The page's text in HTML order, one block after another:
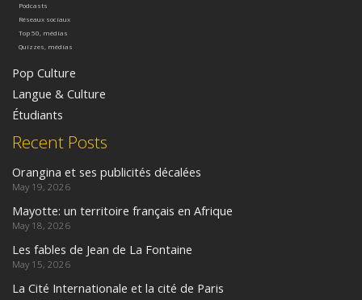
Recent Posts
Orangina et ses publicités décalées
May 19, 2026
Mayotte: un territoire français en Afrique
May 18, 2026
Les fables de Jean de La Fontaine
May 15, 2026
La Cité Internationale et la cité de Paris
Podcasts
Réseaux sociaux
Top 50, médias
Quizzes, médias
Pop Culture
Langue & Culture
Étudiants